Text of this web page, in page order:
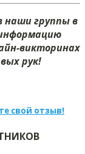
наши группы в
викторинах
рук!
свой отзыв!